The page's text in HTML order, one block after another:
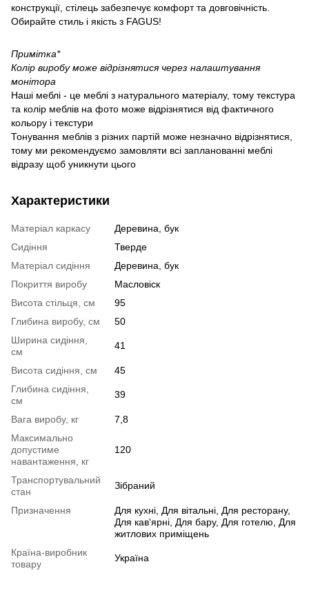
конструкції, стілець забезпечує комфорт та довговічність.
Обирайте стиль і якість з FAGUS!
Примітка*
Колір виробу може відрізнятися через налаштування
монітора
Наші меблі - це меблі з натурального матеріалу, тому текстура
та колір меблів на фото може відрізнятися від фактичного
кольору і текстури
Тонування меблів з різних партій може незначно відрізнятися,
тому ми рекомендуємо замовляти всі запланованні меблі
відразу щоб уникнути цього
Характеристики
Матеріал каркасу
Деревина, бук
Сидіння
Тверде
Матеріал сидіння
Деревина, бук
Покриття виробу
Масловіск
Висота стільця, см
95
Глибина виробу, см
50
Ширина сидіння,
см
41
Висота сидіння, см
45
Глибина сидіння,
см
39
Вага виробу, кг
7,8
Максимально
допустиме
навантаження, кг
120
Транспортувальний
стан
Зібраний
Призначення
Для кухні, Для вітальні, Для ресторану,
Для кав'ярні, Для бару, Для готелю, Для
житлових приміщень
Країна-виробник
товару
Україна